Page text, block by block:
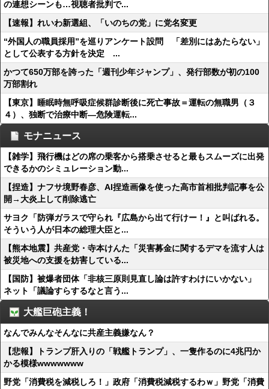
の連想シーンも…視聴者批判で...
【速報】れいわ新選組、「いのちの党」に党名変更
“外国人の職員採用”を巡りアンケート設問 「差別にはあたらない」
として公表する方針を決定 ...
かつて650万部を誇った「週刊少年ジャンプ」、発行部数が初の100
万部割れ
【東京】睡眠時無呼吸症候群診断後に死亡事故＝運転の無職男（３
４）、独断で治療中断―危険運転...
モナニュース
【雑学】飛行機はどの席の乗客から搭乗させると最もスムーズに出発
できるかのシミュレーション動...
【捏造】ナフサ境野春彦、AI捏造画像を使った高市首相批判記事を公
開→大炎上して削除逃亡
サヨク「防弾ガラスで守られ『広島から出て行けー！』と叫ばれる。
そういう人が日本の総理大臣と...
【熊本地震】共産党・寺本けんた「災害募金に関するデマを流す人は
被災地への支援を妨害している...
【国防】被爆者団体「非核三原則見直し論は許すわけにいかない」
ネット「議論すらするなと言う...
大艦巨砲主義！
なんでみんなそんなに共産主義嫌なん？
【悲報】トランプ肝入りの「戦艦トランプ」、一隻作るのに4兆円か
かる模様wwwwwww
野党「消費税を減税しろ！」政府「消費税減税するわｗ」野党「消費